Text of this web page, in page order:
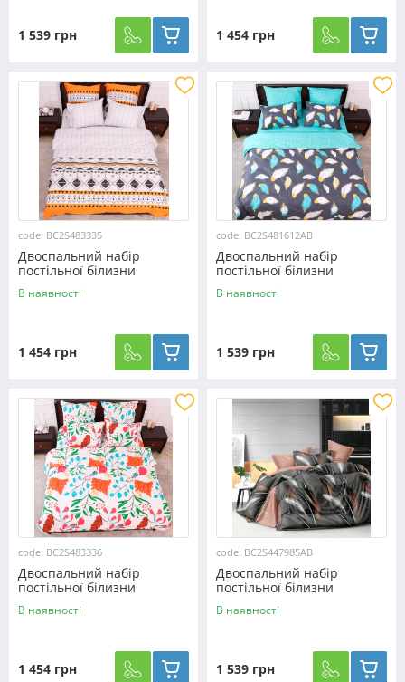
1 539 грн 1 454 грн
code: BC2S483335
Двоспальний набір
постільної білизни
180*220 із Сатину
№483335 Черешенка™
В наявності
1 454 грн
code: BC2S481612AB
Двоспальний набір
постільної білизни
180*220 із Сатину
№481612AB Черешенка™
В наявності
1 539 грн
code: BC2S483336
Двоспальний набір
постільної білизни
180*220 із Сатину
№483336 Черешенка™
В наявності
1 454 грн
code: BC2S447985АВ
Двоспальний набір
постільної білизни
180*220 із Сатину
№447985АВ Черешенка™
В наявності
1 539 грн